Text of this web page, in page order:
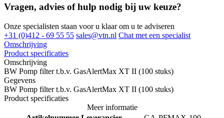
Vragen, advies of hulp nodig bij uw keuze?
Onze specialisten staan voor u klaar om u te adviseren
+31 (0)412 - 69 55 55 sales@vtn.nl Chat met een specialist
Omschrijving
Product specificaties
Omschrijving
BW Pomp filter t.b.v. GasAlertMax XT II (100 stuks)
Gegevens
BW Pomp filter t.b.v. GasAlertMax XT II (100 stuks)
Product specificaties
Meer informatie